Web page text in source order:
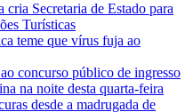
cria Secretaria de Estado para
Turísticas
teme que vírus fuja ao
concurso público de ingresso
na noite desta quarta-feira
desde a madrugada de